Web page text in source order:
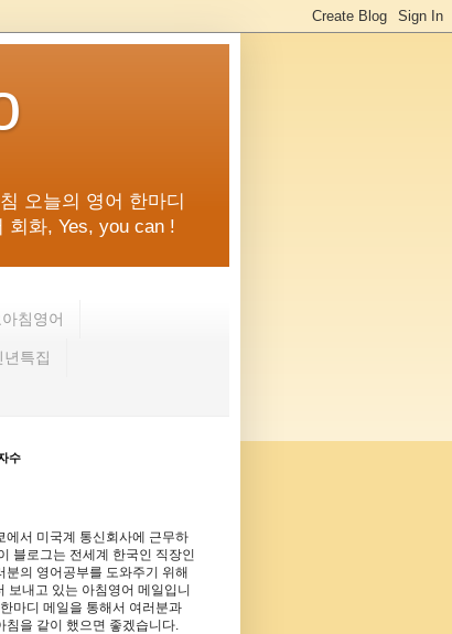
오늘의 영어 한마디
회화, Yes, you can !
침영어
특집
수
에서 미국계 통신회사에 근무하
블로그는 전세계 한국인 직장인
분의 영어공부를 도와주기 위해
보내고 있는 아침영어 메일입니
마디 메일을 통해서 여러분과
침을 같이 했으면 좋겠습니다.